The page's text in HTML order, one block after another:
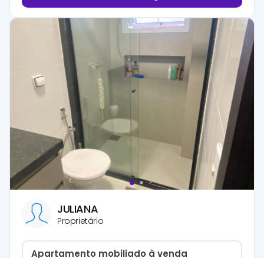
JULIANA
Proprietário
Apartamento mobiliado à venda